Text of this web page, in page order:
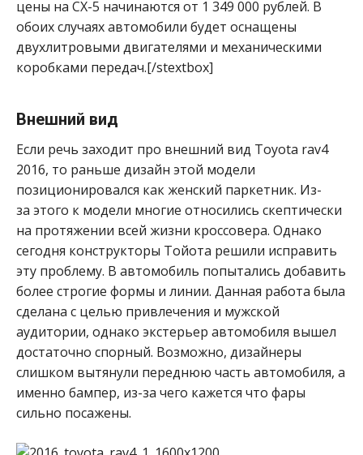
цены на СХ-5 начинаются от 1 349 000 рублей. В
обоих случаях автомобили будет оснащены
двухлитровыми двигателями и механическими
коробками передач.[/stextbox]
Внешний вид
Если речь заходит про внешний вид Toyota rav4
2016, то раньше дизайн этой модели
позиционировался как женский паркетник. Из-
за этого к модели многие относились скептически
на протяжении всей жизни кроссовера. Однако
сегодня конструкторы Тойота решили исправить
эту проблему. В автомобиль попытались добавить
более строгие формы и линии. Данная работа была
сделана с целью привлечения и мужской
аудитории, однако экстерьер автомобиля вышел
достаточно спорный. Возможно, дизайнеры
слишком вытянули переднюю часть автомобиля, а
именно бампер, из-за чего кажется что фары
сильно посажены.